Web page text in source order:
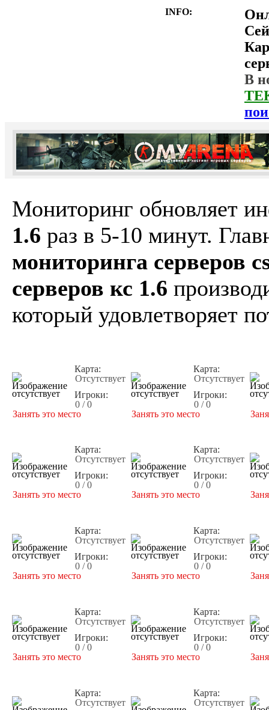
INFO:
В
Мониторинг обновляет
1.6 раз в 5-10 минут.
мониторинга серверов
серверов кс 1.6
который удовлетворяет
Карта:
Отсутствует
Игроки:
0 / 0
Занять это место
Карта:
Отсутствует
Игроки:
0 / 0
Занять это место
Карта:
Отсутствует
Игроки:
0 / 0
Занять это место
Карта:
Отсутствует
Игроки:
0 / 0
Занять это место
Карта:
Отсутствует
Игроки:
0 / 0
Занять это место
Карта:
Отсутствует
Игроки:
0 / 0
Занять это место
Карта:
Отсутствует
Игроки:
0 / 0
Занять это место
Карта:
Отсутствует
Игроки:
0 / 0
Занять это место
Карта:
Отсутствует
Карта:
Отсутствует